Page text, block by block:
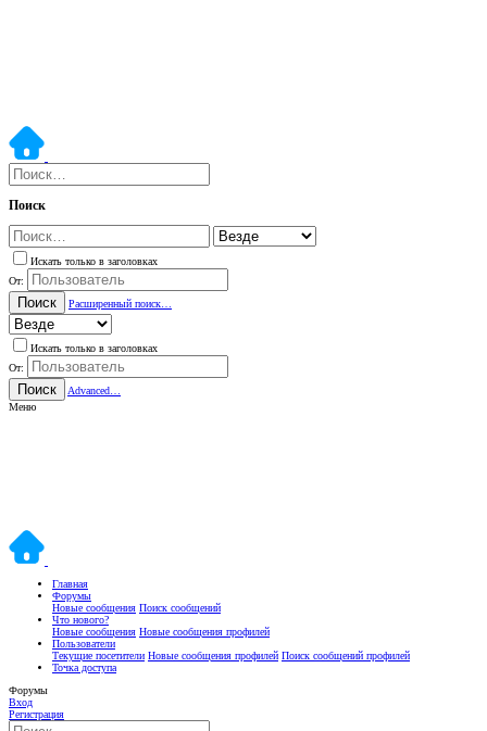
Поиск
Искать только в заголовках
От:
Поиск Расширенный поиск…
Искать только в заголовках
От:
Поиск
Advanced…
Меню
Главная
Форумы
Новые сообщения Поиск сообщений
Что нового?
Новые сообщения Новые сообщения профилей
Пользователи
Текущие посетители Новые сообщения профилей Поиск сообщений профилей
Точка доступа
Форумы
Вход
Регистрация